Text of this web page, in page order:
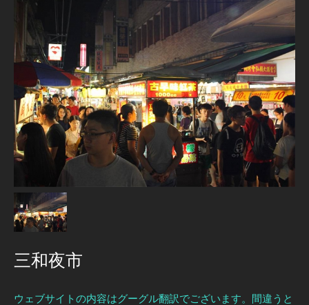
三和夜市
ウェブサイトの内容はグーグル翻訳でございます。間違うと